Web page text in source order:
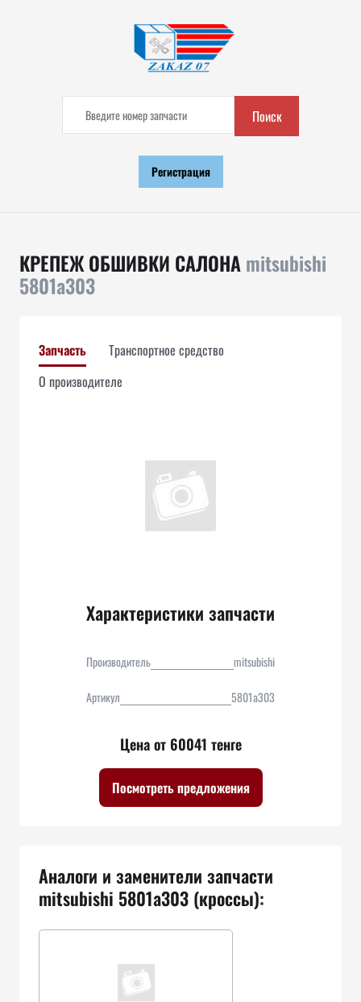
Поиск
Регистрация
КРЕПЕЖ ОБШИВКИ САЛОНАmitsubishi
5801a303
Запчасть
Транспортное средство
О производителе
Характеристики запчасти
Производитель mitsubishi
Артикул 5801a303
Цена от 60041 тенге
Посмотреть предложения
Аналоги и заменители запчасти
mitsubishi 5801a303 (кроссы):